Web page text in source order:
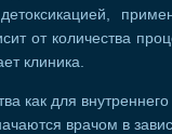
от количества
клиника.
как для
врачом в